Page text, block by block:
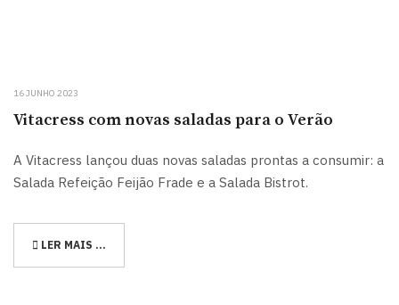
16 JUNHO 2023
Vitacress com novas saladas para o Verão
A Vitacress lançou duas novas saladas prontas a consumir: a
Salada Refeição Feijão Frade e a Salada Bistrot.
LER MAIS …